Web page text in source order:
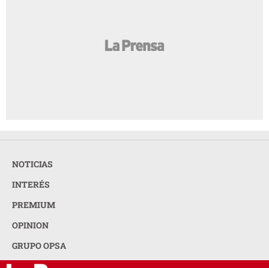
NOTICIAS
INTERÉS
PREMIUM
OPINION
GRUPO OPSA